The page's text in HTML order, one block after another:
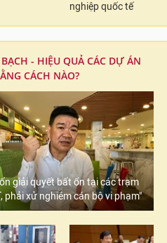
nghiệp quốc tế
- HIỆU QUẢ CÁC DỰ ÁN
CÁCH NÀO?
giải quyết bất ổn tại các trạm
phải xử nghiêm cán bộ vi phạm"